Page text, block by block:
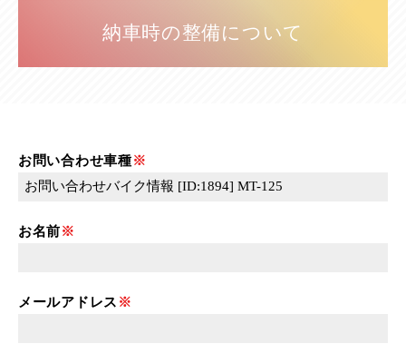
納車時の整備について
お問い合わせ車種
お名前
メールアドレス